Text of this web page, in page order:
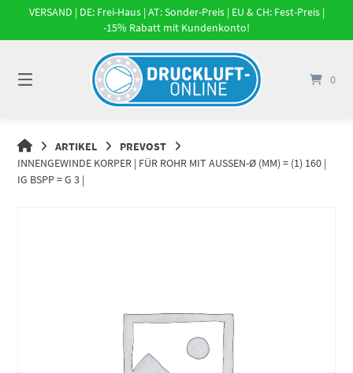
Springe
Inhalt
VERSAND | DE: Frei-Haus | AT: Sonder-Preis | EU & CH: Fest-Preis |
-15% Rabatt mit Kundenkonto!
0
DRUCKLUFT-
ONLINE
|
ARTIKEL
PREVOST
INNENGEWINDE KORPER | FÜR ROHR MIT AUSSEN-Ø (MM) = (1) 160 | I
G BSPP = G 3 |